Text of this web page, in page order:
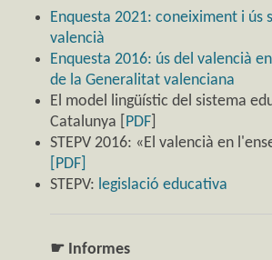
Enquesta 2021: coneiximent i ús
valencià
Enquesta 2016: ús del valencià
de la Generalitat valenciana
El model lingüístic del sistema
Catalunya [ PDF
STEPV 2016: «El valencià en
[PDF]
STEPV: legislació educativa
☛ Informes